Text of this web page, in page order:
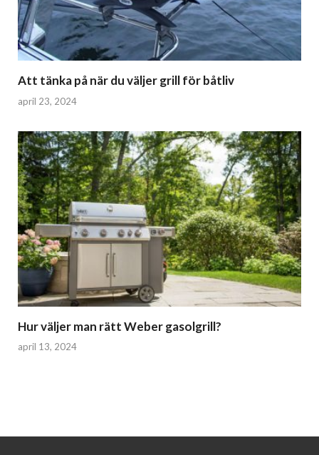
Att tänka på när du väljer grill för båtliv
april 23, 2024
Hur väljer man rätt Weber gasolgrill?
april 13, 2024